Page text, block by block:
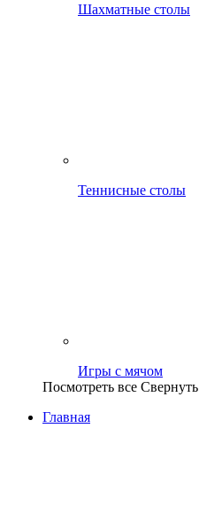
Шахматные столы
Теннисные столы
Игры с мячом
Посмотреть все Свернуть
Главная